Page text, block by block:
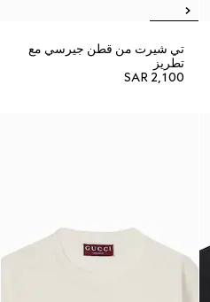
تي شيرت من قطن جيرسي مع
تطريز
SAR 2,100